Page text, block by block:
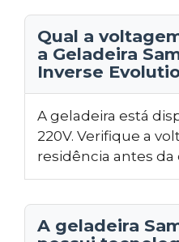
Qual a
a Geladeira
Inverse
A geladeira está
220V. Verifique a
residência antes da
A geladeira